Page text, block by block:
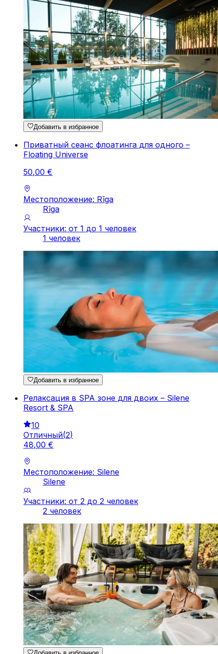
Добавить в избранное
Приватный сеанс флоатинга для одного –
Floating Universe
50,00 €
Местоположение: Rīga
Rīga
Участники: от 1 до 1 человек
1 человек
Добавить в избранное
Релаксация в SPA зоне для двоих – Silene
Resort & SPA
10
Отличный(2)
48,00 €
Местоположение: Silene
Silene
Участники: от 2 до 2 человек
2 человек